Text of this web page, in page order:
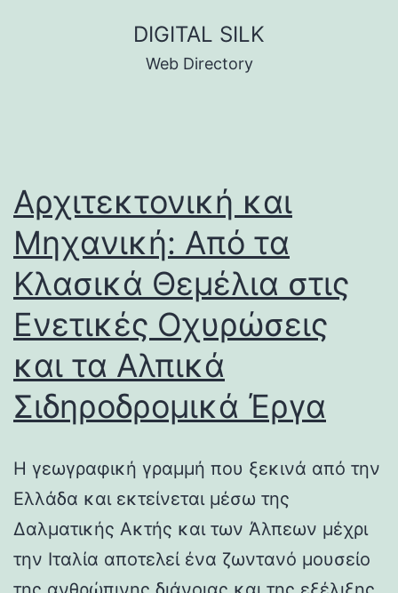
DIGITAL SILK
Web Directory
Αρχιτεκτονική και
Μηχανική: Από τα
Κλασικά Θεμέλια στις
Ενετικές Οχυρώσεις
και τα Αλπικά
Σιδηροδρομικά Έργα
Η γεωγραφική γραμμή που ξεκινά από την
Ελλάδα και εκτείνεται μέσω της
Δαλματικής Ακτής και των Άλπεων μέχρι
την Ιταλία αποτελεί ένα ζωντανό μουσείο